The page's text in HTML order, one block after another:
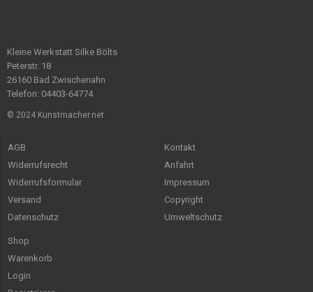
Kleine Werkstatt Silke Bölts
Peterstr. 18
26160 Bad Zwischenahn
Telefon: 04403-64774
© 2024 Kunstmacher.net
AGB
Widerrufsrecht
Widerrufsformular
Versand
Datenschutz
Kontakt
Anfahrt
Impressum
Copyright
Umweltschutz
Shop
Warenkorb
Login